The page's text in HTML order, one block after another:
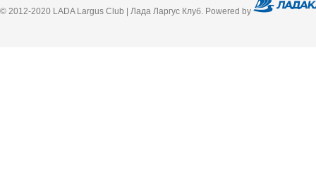
© 2012-2020 LADA Largus Club | Лада Ларгус Клуб. Powered by